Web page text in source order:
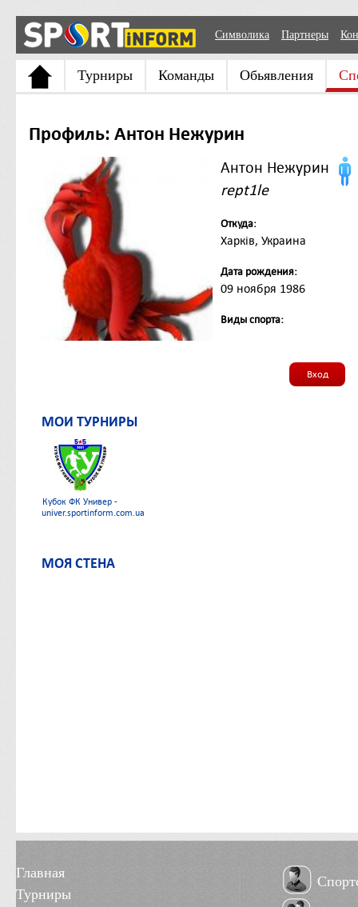
Символика Партнеры
Турниры Команды Обьявления
Профиль: Антон Нежурин
Антон Нежурин
rept1le
Откуда:
Харків, Украина
Дата рождения:
09 ноября 1986
Виды спорта:
Вход
МОИ ТУРНИРЫ
Кубок ФК Универ -
univer.sportinform.com.ua
МОЯ СТЕНА
Главная
Турниры